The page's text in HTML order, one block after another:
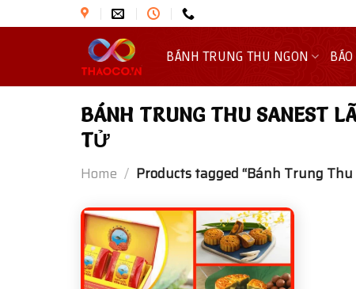
to
BÁNH TRUNG THU NGON
BÁNH TRUNG THU SANEST
TỬ
Home / Products tagged “Bánh Trung